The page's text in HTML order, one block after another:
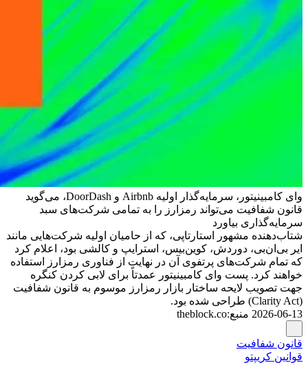
وای کامبینیتور، سرمایه‌گذار اولیه Airbnb و DoorDash، می‌گوید
قانون شفافیت می‌تواند رمزارز را به تمامی شرکت‌های سبد
سرمایه‌گذاری بیاورد
شتاب‌دهنده مشهور استارتاپی، که از حامیان اولیه شرکت‌هایی مانند
ایر بی‌ان‌بی، دوردش، کوین‌بیس، استرایپ و کالشی بود، اعلام کرد
که تمام شرکت‌های پرتفوی آن در نهایت از فناوری رمزارز استفاده
خواهند کرد. پست وای کامبینیتور عمدتاً برای لابی کردن کنگره
جهت تصویب لایحه ساختار بازار رمزارز موسوم به قانون شفافیت
(Clarity Act) طراحی شده بود.
2026-06-13 منبع:
theblock.co
قانون شفافیت
قوانین کریپتو